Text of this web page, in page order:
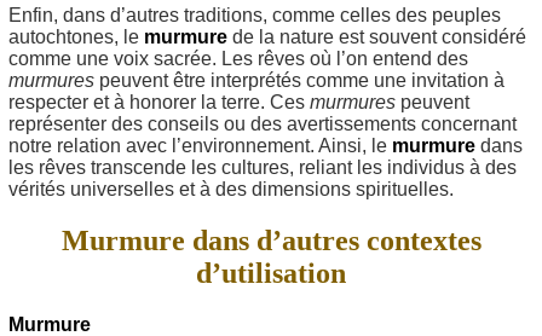
Enfin, dans d’autres traditions, comme celles des peuples
autochtones, le murmure de la nature est souvent considéré
comme une voix sacrée. Les rêves où l’on entend des
murmures peuvent être interprétés comme une invitation à
respecter et à honorer la terre. Ces murmures peuvent
représenter des conseils ou des avertissements concernant
notre relation avec l’environnement. Ainsi, le murmure dans
les rêves transcende les cultures, reliant les individus à des
vérités universelles et à des dimensions spirituelles.
Murmure dans d’autres contextes
d’utilisation
Murmure